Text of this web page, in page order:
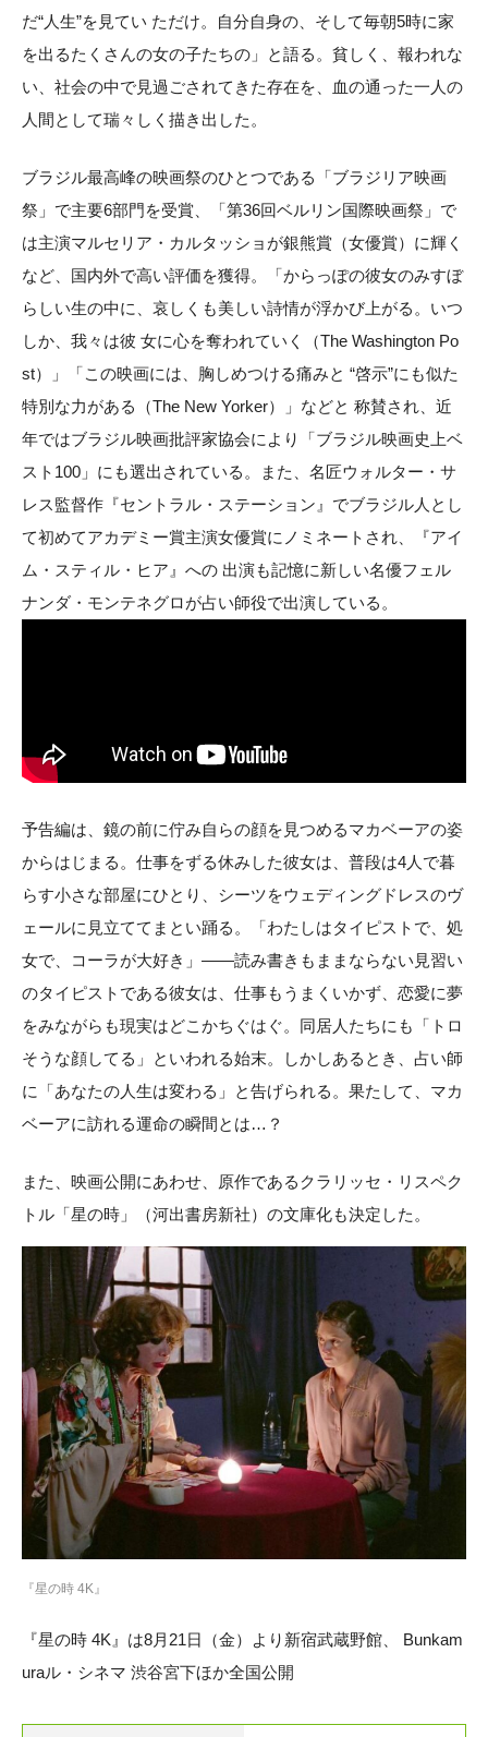
だ“人生”を見てい ただけ。自分自身の、そして毎朝5時に家
を出るたくさんの女の子たちの」と語る。貧しく、報われな
い、社会の中で見過ごされてきた存在を、血の通った一人の
人間として瑞々しく描き出した。
ブラジル最高峰の映画祭のひとつである「ブラジリア映画
祭」で主要6部門を受賞、「第36回ベルリン国際映画祭」で
は主演マルセリア・カルタッショが銀熊賞（女優賞）に輝く
など、国内外で高い評価を獲得。「からっぽの彼女のみすぼ
らしい生の中に、哀しくも美しい詩情が浮かび上がる。いつ
しか、我々は彼 女に心を奪われていく（The Washington Po
st）」「この映画には、胸しめつける痛みと “啓示”にも似た
特別な力がある（The New Yorker）」などと 称賛され、近
年ではブラジル映画批評家協会により「ブラジル映画史上ベ
スト100」にも選出されている。また、名匠ウォルター・サ
レス監督作『セントラル・ステーション』でブラジル人とし
て初めてアカデミー賞主演女優賞にノミネートされ、『アイ
ム・スティル・ヒア』への 出演も記憶に新しい名優フェル
ナンダ・モンテネグロが占い師役で出演している。
予告編は、鏡の前に佇み自らの顔を見つめるマカベーアの姿
からはじまる。仕事をずる休みした彼女は、普段は4人で暮
らす小さな部屋にひとり、シーツをウェディングドレスのヴ
ェールに見立ててまとい踊る。「わたしはタイピストで、処
女で、コーラが大好き」——読み書きもままならない見習い
のタイピストである彼女は、仕事もうまくいかず、恋愛に夢
をみながらも現実はどこかちぐはぐ。同居人たちにも「トロ
そうな顔してる」といわれる始末。しかしあるとき、占い師
に「あなたの人生は変わる」と告げられる。果たして、マカ
ベーアに訪れる運命の瞬間とは…？
また、映画公開にあわせ、原作であるクラリッセ・リスペク
トル「星の時」（河出書房新社）の文庫化も決定した。
『星の時 4K』
『星の時 4K』は8月21日（金）より新宿武蔵野館、 Bunkam
uraル・シネマ 渋谷宮下ほか全国公開